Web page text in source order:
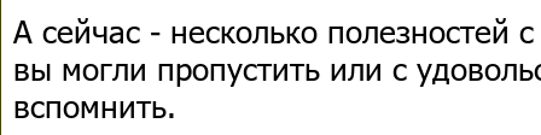
А сейчас - несколько полезностей
вы могли пропустить или с
вспомнить.